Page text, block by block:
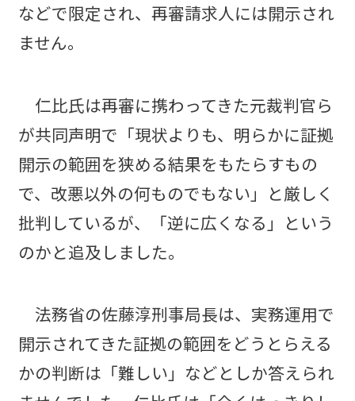
などで限定され、再審請求人には開示され
ません。
仁比氏は再審に携わってきた元裁判官ら
が共同声明で「現状よりも、明らかに証拠
開示の範囲を狭める結果をもたらすもの
で、改悪以外の何ものでもない」と厳しく
批判しているが、「逆に広くなる」という
のかと追及しました。
法務省の佐藤淳刑事局長は、実務運用で
開示されてきた証拠の範囲をどうとらえる
かの判断は「難しい」などとしか答えられ